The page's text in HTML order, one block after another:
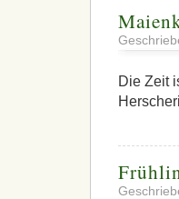
Die Zeit